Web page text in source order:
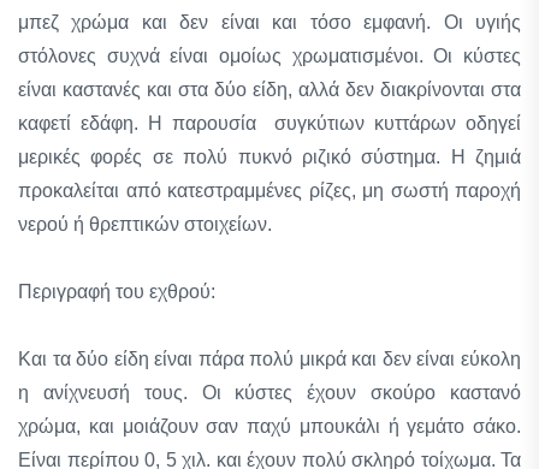
μπεζ χρώμα και δεν είναι και τόσο εμφανή. Οι υγιής
στόλονες συχνά είναι ομοίως χρωματισμένοι. Οι κύστες
είναι καστανές και στα δύο είδη, αλλά δεν διακρίνονται στα
καφετί εδάφη. Η παρουσία συγκύτιων κυττάρων οδηγεί
μερικές φορές σε πολύ πυκνό ριζικό σύστημα. Η ζημιά
προκαλείται από κατεστραμμένες ρίζες, μη σωστή παροχή
νερού ή θρεπτικών στοιχείων.
Περιγραφή του εχθρού:
Και τα δύο είδη είναι πάρα πολύ μικρά και δεν είναι εύκολη
η ανίχνευσή τους. Οι κύστες έχουν σκούρο καστανό
χρώμα, και μοιάζουν σαν παχύ μπουκάλι ή γεμάτο σάκο.
Είναι περίπου 0, 5 χιλ. και έχουν πολύ σκληρό τοίχωμα. Τα